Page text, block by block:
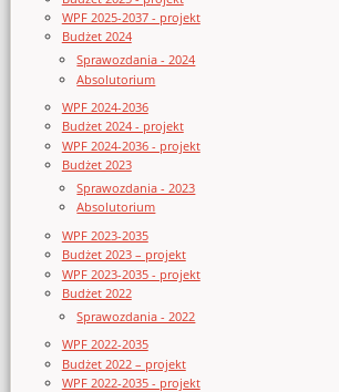
WPF 2025-2037 - projekt
Budżet 2024
Sprawozdania - 2024
Absolutorium
WPF 2024-2036
Budżet 2024 - projekt
WPF 2024-2036 - projekt
Budżet 2023
Sprawozdania - 2023
Absolutorium
WPF 2023-2035
Budżet 2023 – projekt
WPF 2023-2035 - projekt
Budżet 2022
Sprawozdania - 2022
WPF 2022-2035
Budżet 2022 – projekt
WPF 2022-2035 - projekt